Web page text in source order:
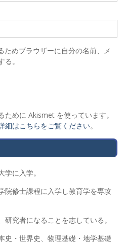
ためブラウザーに自分の名前、メ
。
ために Akismet を使っています。
細はこちらをご覧ください。
に入学。
院修士課程に入学し教育学を専攻
究者になることを志している。
史・世界史、物理基礎・地学基礎